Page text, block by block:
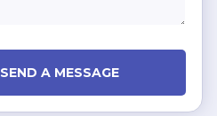
SEND A MESSAGE